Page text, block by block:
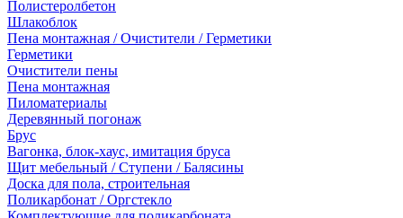
Полистеролбетон
Шлакоблок
Пена монтажная / Очистители / Герметики
Герметики
Очистители пены
Пена монтажная
Пиломатериалы
Деревянный погонаж
Брус
Вагонка, блок-хаус, имитация бруса
Щит мебельный / Ступени / Балясины
Доска для пола, строительная
Поликарбонат / Оргстекло